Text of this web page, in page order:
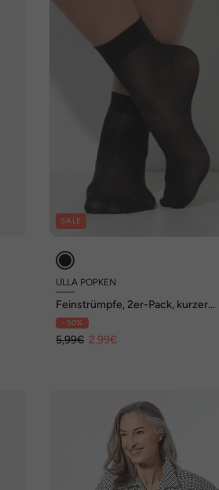
SALE
ULLA POPKEN
Feinstrümpfe, 2er-Pack, kurzer
Schaft, 40 den
- 50%
5,99€ 2,99€